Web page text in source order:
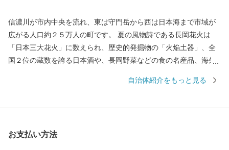
信濃川が市内中央を流れ、東は守門岳から西は日本海まで市域が
広がる人口約２５万人の町です。 夏の風物詩である長岡花火は
「日本三大花火」に数えられ、歴史的発掘物の「火焔土器」、全
国２位の蔵数を誇る日本酒や、長岡野菜などの食の名産品、海外
明媚な棚田など、さまざまな特色と文化を持った個性豊かなエリ
コシヒカリをはじめとした長岡自慢の品をご用意しました。ぜひ
自治体紹介をもっと見る
お支払い方法